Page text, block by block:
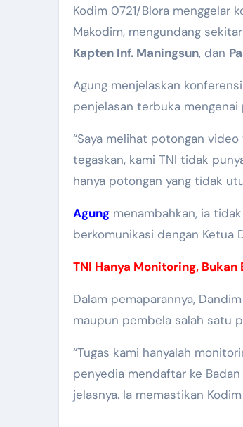
Kodim 0721/Blora menggelar
Makodim, mengundang
Kapten Inf. Maningsun, dan
Agung menjelaskan
penjelasan terbuka
“Saya melihat potongan video
tegaskan, kami TNI tidak
hanya potongan yang tidak
Agung menambahkan, ia
berkomunikasi dengan Ketua
TNI Hanya Monitoring, Bukan
Dalam pemaparannya,
maupun pembela salah satu
“Tugas kami hanyalah
penyedia mendaftar ke Badan
jelasnya. Ia memastikan